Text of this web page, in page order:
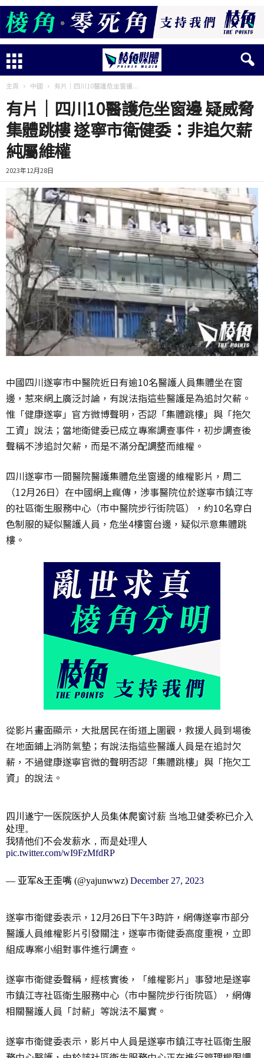
主頁 中國 有片│四川10醫護危坐窗邊...
有片│四川10醫護危坐窗邊 疑威脅
集體跳樓 遂寧市衛健委：非追欠薪
純屬維權
2023年12月28日
中國四川遂寧市中醫院近日有逾10名醫護人員集體坐在窗
邊，惹來網上廣泛討論，有說法指這些醫護是為追討欠薪。
惟「健康遂寧」官方微博聲明，否認「集體跳樓」與「拖欠
工資」說法；當地衛健委已成立專案調查事件，初步調查後
聲稱不涉追討欠薪，而是不滿分配調整而維權。
四川遂寧市一間醫院醫護集體危坐窗邊的維權影片，周二
（12月26日）在中國網上瘋傳，涉事醫院位於遂寧市鎮江寺
的社區衛生服務中心（市中醫院步行街院區），約10名穿白
色制服的疑似醫護人員，危坐4樓窗台邊，疑似示意集體跳
樓。
從影片畫面顯示，大批居民在街道上圍觀，救援人員到場後
在地面鋪上消防氣墊；有說法指這些醫護人員是在追討欠
薪，不過健康遂寧官微的聲明否認「集體跳樓」與「拖欠工
資」的說法。
四川遂宁一医院医护人员集体爬窗讨薪 当地卫健委称已介入
处理。
我猜他们不会发薪水，而是处理人
pic.twitter.com/wI9FzMfdRP
— 亚军&王歪嘴 (@yajunwwz) December 27, 2023
遂寧市衛健委表示，12月26日下午3時許，網傳遂寧市部分
醫護人員維權影片引發關注，遂寧市衛健委高度重視，立即
組成專案小組對事件進行調查。
遂寧市衛健委聲稱，經核實後，「維權影片」事發地是遂寧
市鎮江寺社區衛生服務中心（市中醫院步行街院區），網傳
相關醫護人員「討薪」等說法不屬實。
遂寧市衛健委表示，影片中人員是遂寧市鎮江寺社區衛生服